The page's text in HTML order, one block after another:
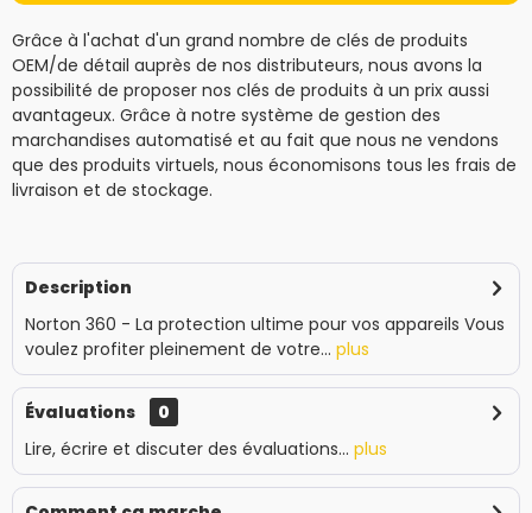
Grâce à l'achat d'un grand nombre de clés de produits
OEM/de détail auprès de nos distributeurs, nous avons la
possibilité de proposer nos clés de produits à un prix aussi
avantageux. Grâce à notre système de gestion des
marchandises automatisé et au fait que nous ne vendons
que des produits virtuels, nous économisons tous les frais de
livraison et de stockage.
Description
Norton 360 - La protection ultime pour vos appareils Vous
voulez profiter pleinement de votre... plus
Évaluations
0
Lire, écrire et discuter des évaluations... plus